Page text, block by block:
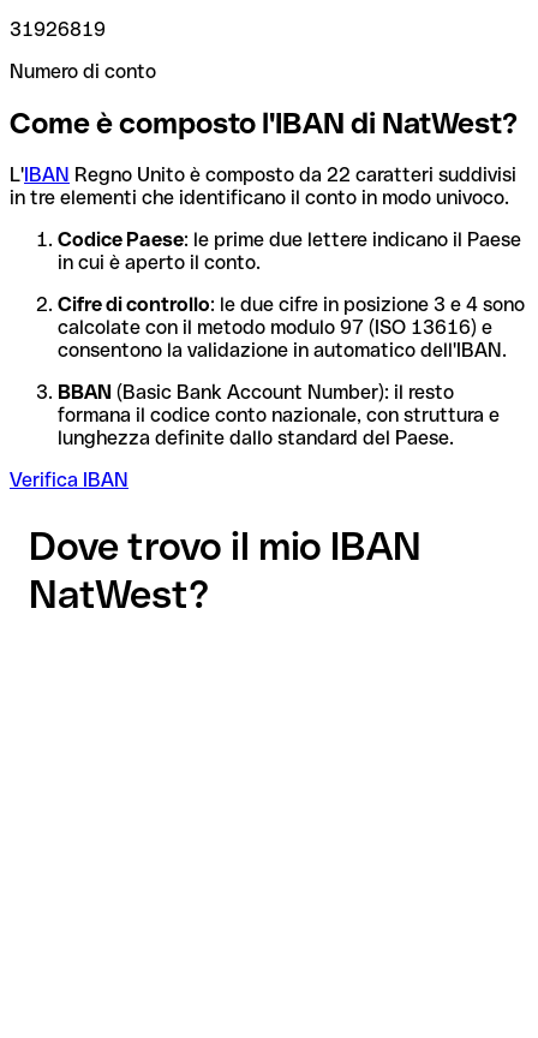
31926819
Numero di conto
Come è composto l'IBAN di NatWest?
L'IBAN Regno Unito è composto da 22 caratteri suddivisi
in tre elementi che identificano il conto in modo univoco.
Codice Paese: le prime due lettere indicano il Paese
in cui è aperto il conto.
Cifre di controllo: le due cifre in posizione 3 e 4 sono
calcolate con il metodo modulo 97 (ISO 13616) e
consentono la validazione in automatico dell'IBAN.
BBAN (Basic Bank Account Number): il resto
formana il codice conto nazionale, con struttura e
lunghezza definite dallo standard del Paese.
Verifica IBAN
Dove trovo il mio IBAN
NatWest?